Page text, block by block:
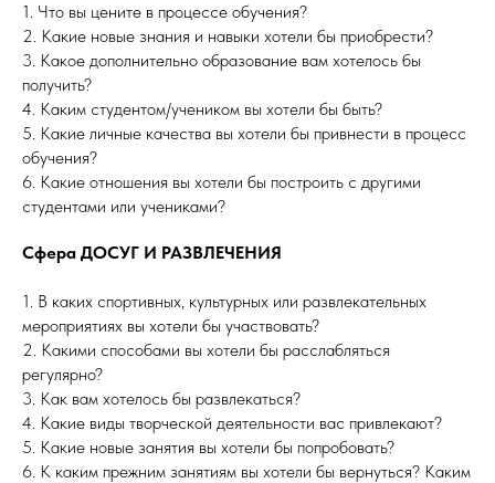
1. Что вы цените в процессе обучения?
2. Какие новые знания и навыки хотели бы приобрести?
3. Какое дополнительно образование вам хотелось бы
получить?
4. Каким студентом/учеником вы хотели бы быть?
5. Какие личные качества вы хотели бы привнести в процесс
обучения?
6. Какие отношения вы хотели бы построить с другими
студентами или учениками?
Сфера ДОСУГ И РАЗВЛЕЧЕНИЯ
1. В каких спортивных, культурных или развлекательных
мероприятиях вы хотели бы участвовать?
2. Какими способами вы хотели бы расслабляться
регулярно?
3. Как вам хотелось бы развлекаться?
4. Какие виды творческой деятельности вас привлекают?
5. Какие новые занятия вы хотели бы попробовать?
6. К каким прежним занятиям вы хотели бы вернуться? Каким